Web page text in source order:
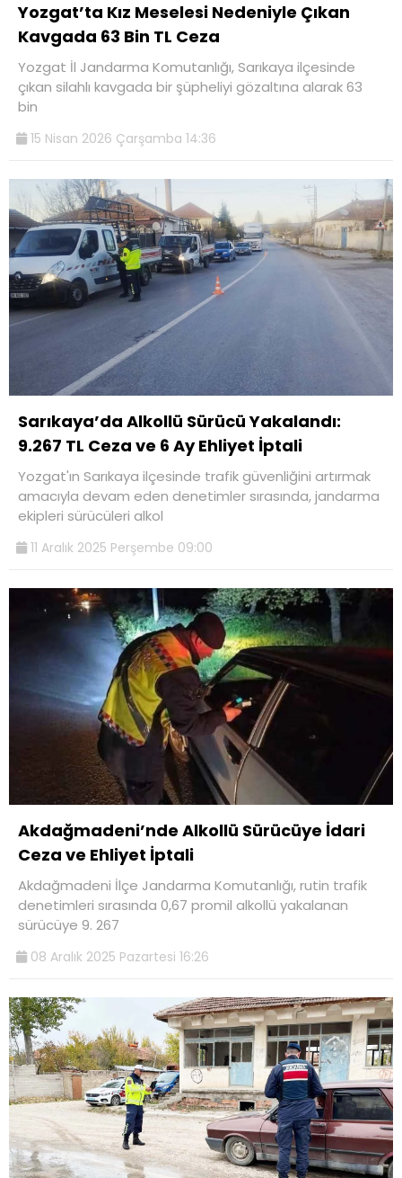
Yozgat’ta Kız Meselesi Nedeniyle Çıkan
Kavgada 63 Bin TL Ceza
Yozgat İl Jandarma Komutanlığı, Sarıkaya ilçesinde
çıkan silahlı kavgada bir şüpheliyi gözaltına alarak 63
bin
15 Nisan 2026 Çarşamba 14:36
Sarıkaya’da Alkollü Sürücü Yakalandı:
9.267 TL Ceza ve 6 Ay Ehliyet İptali
Yozgat'ın Sarıkaya ilçesinde trafik güvenliğini artırmak
amacıyla devam eden denetimler sırasında, jandarma
ekipleri sürücüleri alkol
11 Aralık 2025 Perşembe 09:00
Akdağmadeni’nde Alkollü Sürücüye İdari
Ceza ve Ehliyet İptali
Akdağmadeni İlçe Jandarma Komutanlığı, rutin trafik
denetimleri sırasında 0,67 promil alkollü yakalanan
sürücüye 9. 267
08 Aralık 2025 Pazartesi 16:26